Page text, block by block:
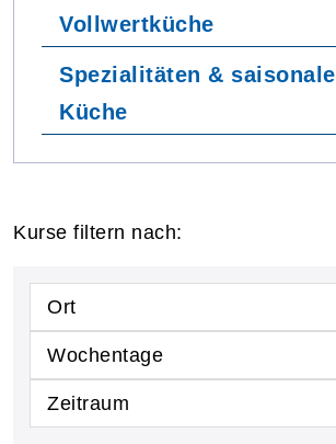
Vollwertküche
Spezialitäten & saisonale
Küche
Kurse filtern nach:
Ort
Wochentage
Zeitraum